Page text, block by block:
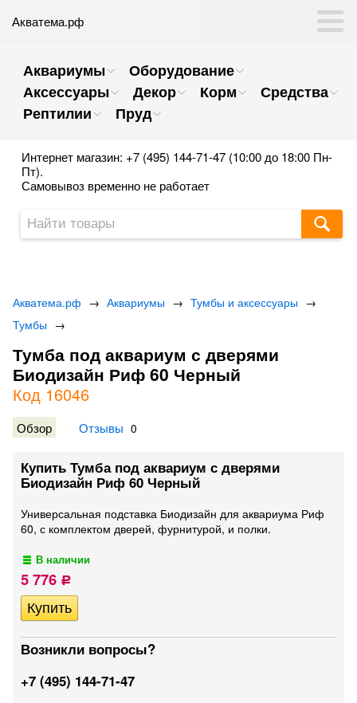
Акватема.рф
Аквариумы
Оборудование
Аксессуары
Декор Корм
Средства
Рептилии
Пруд
Интернет магазин: +7 (495) 144-71-47 (10:00 до 18:00 Пн-
Пт).
Самовывоз временно не работает
Акватема.рф → Аквариумы → Тумбы и аксессуары →
Тумбы →
Тумба под аквариум с дверями
Биодизайн Риф 60 Черный
Код 16046
Обзор Отзывы 0
Купить Тумба под аквариум с дверями
Биодизайн Риф 60 Черный
Универсальная подставка Биодизайн для аквариума Риф
60, с комплектом дверей, фурнитурой, и полки.
В наличии
5 776 Р
Возникли вопросы?
+7 (495) 144-71-47